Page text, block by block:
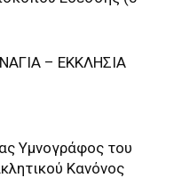
– ΕΚΚΛΗΣΙΑ
Υμνογράφος του
Κανόνος